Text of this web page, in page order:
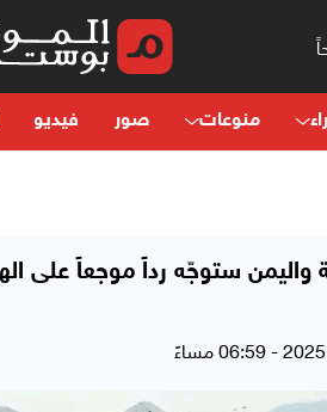
منوعات صور فيديو
واليمن ستوجّه رداً موجعاً على